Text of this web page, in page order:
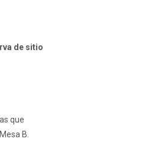
de sitio
que
B.